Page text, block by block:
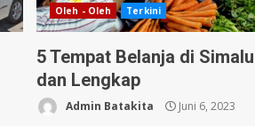
Oleh - Oleh Terkini
5 Tempat Belanja di
dan Lengkap
Admin Batakita Juni 6, 2023